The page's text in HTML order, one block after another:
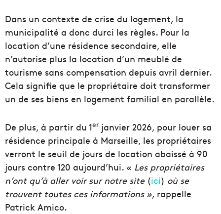
Dans un contexte de crise du logement, la
municipalité a donc durci les règles. Pour la
location d’une résidence secondaire, elle
n’autorise plus la location d’un meublé de
tourisme sans compensation depuis avril dernier.
Cela signifie que le propriétaire doit transformer
un de ses biens en logement familial en parallèle.
De plus, à partir du 1er janvier 2026, pour louer sa
résidence principale à Marseille, les propriétaires
verront le seuil de jours de location abaissé à 90
jours contre 120 aujourd’hui. « Les propriétaires
n’ont qu’à aller voir sur notre site (ici) où se
trouvent toutes ces informations », rappelle
Patrick Amico.